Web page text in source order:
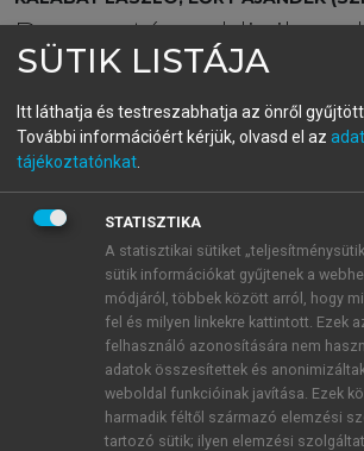
Bevezetés a
menu_book OLVASÁS
3. Az orvoshoz
Az együttműködés és
hatásos kooperáció
és előnyei
dr. Tamás Ferenc
SÜTIK LISTÁJA
Itt láthatja és testreszabhatja az önről
További információért kérjük, olvasd el az
tájékoztatónkat
STATISZTIKA
A statisztikai sütiket
sütik információkat gyűjtenek a
módjáról, többek között arról, hogy
fel és milyen linkekre kattintott. Ezek
felhasználó azonosítására nem
adatok összesítettek és
weboldal funkcióinak javítása. Ezek
harmadik féltől származó elemzési
tartozó sütik; ilyen elemzési